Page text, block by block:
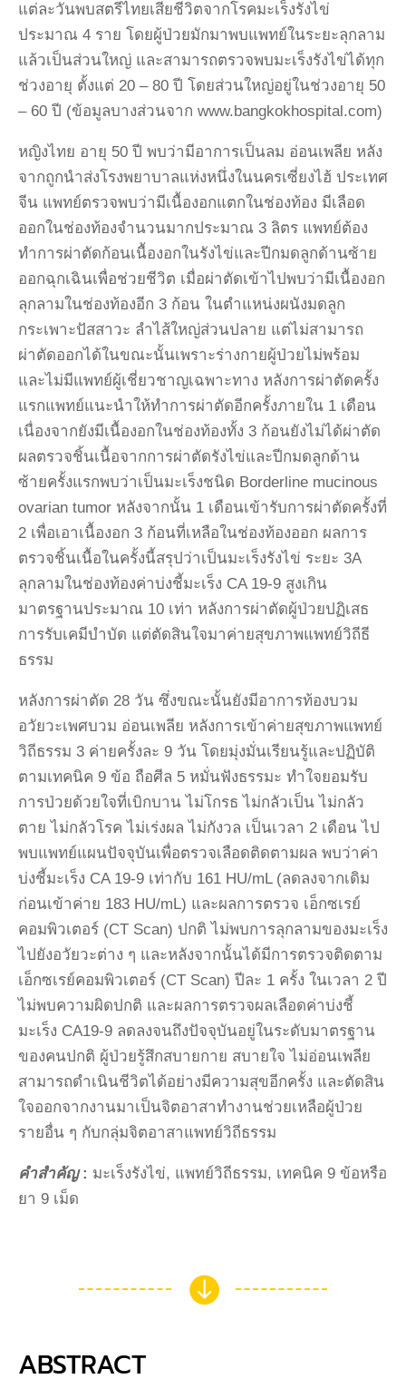
แต่ละวันพบสตรีไทยเสียชีวิตจากโรคมะเร็งรังไข่
ประมาณ 4 ราย โดยผู้ป่วยมักมาพบแพทย์ในระยะลุกลาม
แล้วเป็นส่วนใหญ่ และสามารถตรวจพบมะเร็งรังไข่ได้ทุก
ช่วงอายุ ตั้งแต่ 20 – 80 ปี โดยส่วนใหญ่อยู่ในช่วงอายุ 50
– 60 ปี (ข้อมูลบางส่วนจาก www.bangkokhospital.com)
หญิงไทย อายุ 50 ปี พบว่ามีอาการเป็นลม อ่อนเพลีย หลัง
จากถูกนำส่งโรงพยาบาลแห่งหนึ่งในนครเซี่ยงไฮ้ ประเทศ
จีน แพทย์ตรวจพบว่ามีเนื้องอกแตกในช่องท้อง มีเลือด
ออกในช่องท้องจำนวนมากประมาณ 3 ลิตร แพทย์ต้อง
ทำการผ่าตัดก้อนเนื้องอกในรังไข่และปีกมดลูกด้านซ้าย
ออกฉุกเฉินเพื่อช่วยชีวิต เมื่อผ่าตัดเข้าไปพบว่ามีเนื้องอก
ลุกลามในช่องท้องอีก 3 ก้อน ในตำแหน่งผนังมดลูก
กระเพาะปัสสาวะ ลำไส้ใหญ่ส่วนปลาย แต่ไม่สามารถ
ผ่าตัดออกได้ในขณะนั้นเพราะร่างกายผู้ป่วยไม่พร้อม
และไม่มีแพทย์ผู้เชี่ยวชาญเฉพาะทาง หลังการผ่าตัดครั้ง
แรกแพทย์แนะนำให้ทำการผ่าตัดอีกครั้งภายใน 1 เดือน
เนื่องจากยังมีเนื้องอกในช่องท้องทั้ง 3 ก้อนยังไม่ได้ผ่าตัด
ผลตรวจชิ้นเนื้อจากการผ่าตัดรังไข่และปีกมดลูกด้าน
ซ้ายครั้งแรกพบว่าเป็นมะเร็งชนิด Borderline mucinous
ovarian tumor หลังจากนั้น 1 เดือนเข้ารับการผ่าตัดครั้งที่
2 เพื่อเอาเนื้องอก 3 ก้อนที่เหลือในช่องท้องออก ผลการ
ตรวจชิ้นเนื้อในครั้งนี้สรุปว่าเป็นมะเร็งรังไข่ ระยะ 3A
ลุกลามในช่องท้องค่าบ่งชี้มะเร็ง CA 19-9 สูงเกิน
มาตรฐานประมาณ 10 เท่า หลังการผ่าตัดผู้ป่วยปฏิเสธ
การรับเคมีบำบัด แต่ตัดสินใจมาค่ายสุขภาพแพทย์วิถีธี
ธรรม
หลังการผ่าตัด 28 วัน ซึ่งขณะนั้นยังมีอาการท้องบวม
อวัยวะเพศบวม อ่อนเพลีย หลังการเข้าค่ายสุขภาพแพทย์
วิถีธรรม 3 ค่ายครั้งละ 9 วัน โดยมุ่งมั่นเรียนรู้และปฏิบัติ
ตามเทคนิค 9 ข้อ ถือศีล 5 หมั่นฟังธรรมะ ทำใจยอมรับ
การป่วยด้วยใจที่เบิกบาน ไม่โกรธ ไม่กลัวเป็น ไม่กลัว
ตาย ไม่กลัวโรค ไม่เร่งผล ไม่กังวล เป็นเวลา 2 เดือน ไป
พบแพทย์แผนปัจจุบันเพื่อตรวจเลือดติดตามผล พบว่าค่า
บ่งชี้มะเร็ง CA 19-9 เท่ากับ 161 HU/mL (ลดลงจากเดิม
ก่อนเข้าค่าย 183 HU/mL) และผลการตรวจ เอ็กซเรย์
คอมพิวเตอร์ (CT Scan) ปกติ ไม่พบการลุกลามของมะเร็ง
ไปยังอวัยวะต่าง ๆ และหลังจากนั้นได้มีการตรวจติดตาม
เอ็กซเรย์คอมพิวเตอร์ (CT Scan) ปีละ 1 ครั้ง ในเวลา 2 ปี
ไม่พบความผิดปกติ และผลการตรวจผลเลือดค่าบ่งชี้
มะเร็ง CA19-9 ลดลงจนถึงปัจจุบันอยู่ในระดับมาตรฐาน
ของคนปกติ ผู้ป่วยรู้สึกสบายกาย สบายใจ ไม่อ่อนเพลีย
สามารถดำเนินชีวิตได้อย่างมีความสุขอีกครั้ง และตัดสิน
ใจออกจากงานมาเป็นจิตอาสาทำงานช่วยเหลือผู้ป่วย
รายอื่น ๆ กับกลุ่มจิตอาสาแพทย์วิถีธรรม
คำสำคัญ: มะเร็งรังไข่, แพทย์วิถีธรรม, เทคนิค 9 ข้อหรือ
ยา 9 เม็ด

ABSTRACT